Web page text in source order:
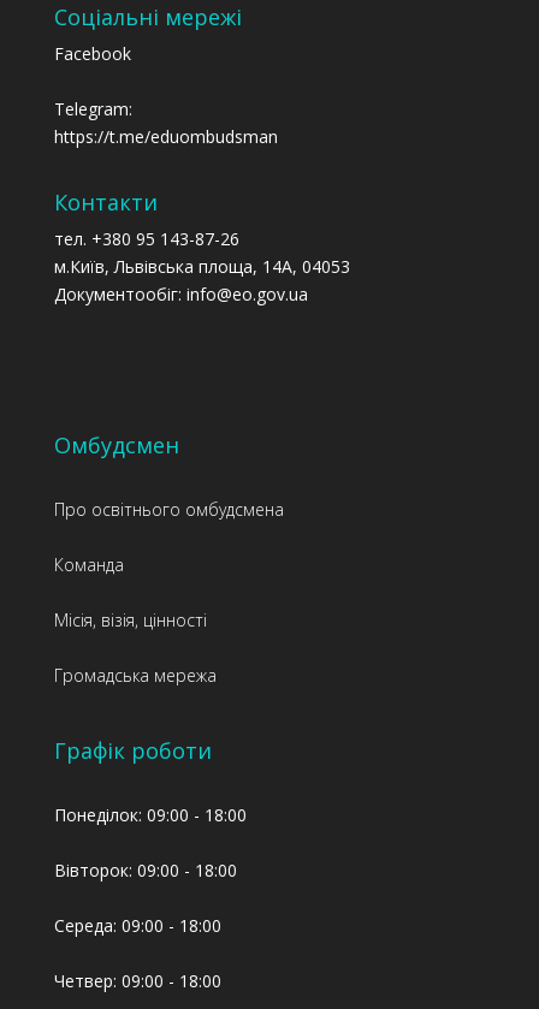
Соціальні мережі
Facebook
Telegram:
https://t.me/eduombudsman
Контакти
тел. +380 95 143-87-26
м.Київ, Львівська площа, 14А, 04053
Документообіг: info@eo.gov.ua
Омбудсмен
Про освітнього омбудсмена
Команда
Місія, візія, цінності
Громадська мережа
Графік роботи
Понеділок: 09:00 - 18:00
Вівторок: 09:00 - 18:00
Середа: 09:00 - 18:00
Четвер: 09:00 - 18:00